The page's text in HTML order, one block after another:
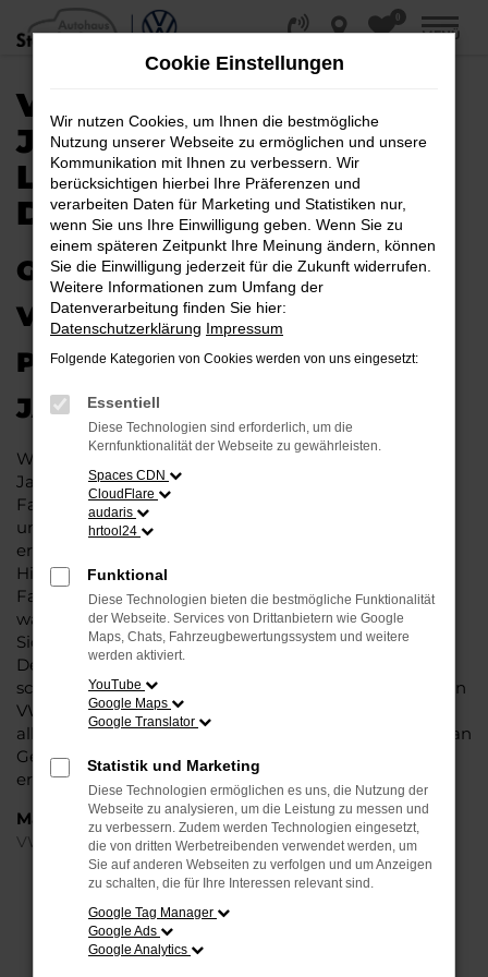
Zum
Hauptinhalt
0
MENÜ
VW PASSAT VARIANT
JAHRESWAGEN |
LIEFERSERVICE NACH
DORTMUND
GAS GEBEN IN DORTMUND –
VIELLEICHT BALD IM VW
PASSAT VARIANT
JAHRESWAGEN
Wer Argumente für einen VW Passat Variant
Jahreswagen sammelt, wird schnell fündig. Das
Fahrzeug ist wie geschaffen für Fahrten in Dortmund
und Umgebung und überzeugt durch seine
erstklassige Verarbeitung und die Liebe zum Detail.
Hinzu kommt, dass in puncto Ausstattung in dieser
Fahrzeugklasse regelrecht Maßstäbe gesetzt werden,
was sich vor allem in Sachen Assistenzsysteme und
Sicherheit widerspiegelt. Und dann ist da noch das
Design, dass Kenner sprichwörtlich mit der Zunge
schnalzen lässt. In kurzen Worten: für Dortmund ist eijn
VW Passat Variant Jahreswagen eine perfekte Wahl,
alldieweil Sie gegenüber einem Neuwagen erheblich an
Geld sparen und einen soliden Nachlass bzw. Rabatt
erhalten.
Marken
VW
FEHLER: NETWORK ERROR
Beim Laden ist ein Fehler aufgetreten.
Cookie Einstellungen
Wir nutzen Cookies, um Ihnen die bestmögliche
Nutzung unserer Webseite zu ermöglichen und unsere
Kommunikation mit Ihnen zu verbessern. Wir
berücksichtigen hierbei Ihre Präferenzen und
verarbeiten Daten für Marketing und Statistiken nur,
wenn Sie uns Ihre Einwilligung geben. Wenn Sie zu
einem späteren Zeitpunkt Ihre Meinung ändern, können
Sie die Einwilligung jederzeit für die Zukunft widerrufen.
Weitere Informationen zum Umfang der
Datenverarbeitung finden Sie hier:
Datenschutzerklärung Impressum
Folgende Kategorien von Cookies werden von uns eingesetzt:
Essentiell
Diese Technologien sind erforderlich, um die
Kernfunktionalität der Webseite zu gewährleisten.
Spaces CDN
CloudFlare
audaris
hrtool24
Funktional
Diese Technologien bieten die bestmögliche Funktionalität
der Webseite. Services von Drittanbietern wie Google
Maps, Chats, Fahrzeugbewertungssystem und weitere
werden aktiviert.
YouTube
Google Maps
Google Translator
Statistik und Marketing
Diese Technologien ermöglichen es uns, die Nutzung der
Webseite zu analysieren, um die Leistung zu messen und
zu verbessern. Zudem werden Technologien eingesetzt,
die von dritten Werbetreibenden verwendet werden, um
Sie auf anderen Webseiten zu verfolgen und um Anzeigen
zu schalten, die für Ihre Interessen relevant sind.
Google Tag Manager
Google Ads
Google Analytics